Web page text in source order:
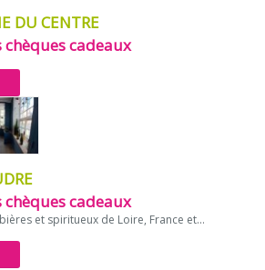
DU CENTRE
et spiritueux de Loire, France et...